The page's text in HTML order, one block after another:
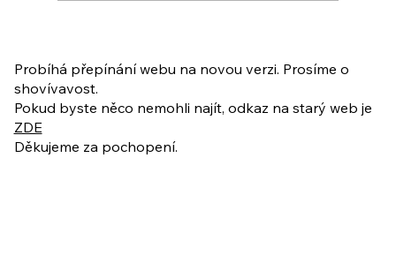
ukázkové lekce
Probíhá přepínání webu na novou verzi. Prosíme o
shovívavost.
Pokud byste něco nemohli najít, odkaz na starý web je
ZDE
Děkujeme za pochopení.